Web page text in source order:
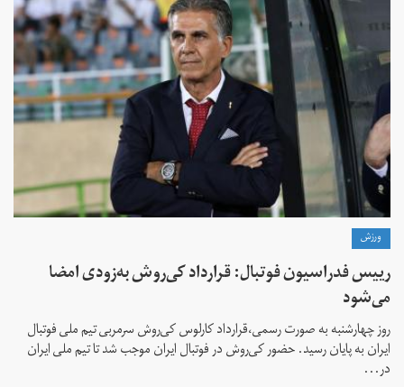
ورزش
رییس فدراسیون فوتبال: قرارداد کی‌روش به‌زودی امضا
می‌شود
روز چهارشنبه به صورت رسمی،قرارداد کارلوس کی‌روش سرمربی تیم ملی فوتبال
ایران به پایان رسید. حضور کی‌روش در فوتبال ایران موجب شد تا تیم ملی ایران
در...